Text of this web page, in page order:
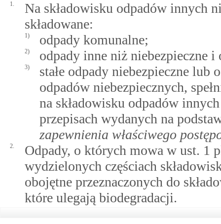
1.
Na składowisku odpadów innych
składowane:
1) odpady komunalne;
2) odpady inne niż niebezpieczne i
3)
stałe odpady niebezpieczne lub
odpadów niebezpiecznych,
na składowisku odpadów
przepisach wydanych na
zapewnienia właściwego
2.
Odpady, o których mowa w ust. 1
wydzielonych częściach
obojętne przeznaczonych do
które ulegają biodegradacji.